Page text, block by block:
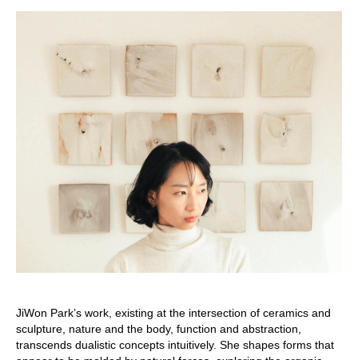
JiWon Park’s work, existing at the intersection of ceramics and
sculpture, nature and the body, function and abstraction,
transcends dualistic concepts intuitively. She shapes forms that